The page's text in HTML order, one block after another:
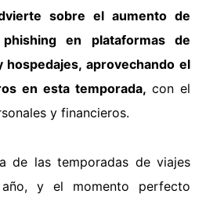
sobre el aumento de
en plataformas de
aprovechando el
en esta temporada, con el
y financieros.
de las temporadas de viajes
y el momento perfecto